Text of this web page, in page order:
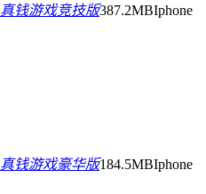
真钱游戏竞技版387.2MBIphone
真钱游戏豪华版184.5MBIphone